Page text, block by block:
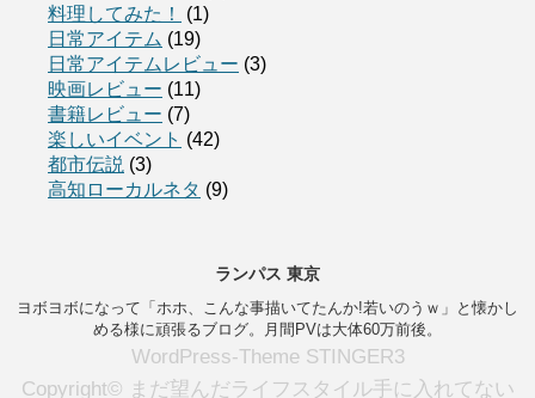
料理してみた！
(1)
日常アイテム (19)
日常アイテムレビュー (3)
映画レビュー (11)
書籍レビュー (7)
楽しいイベント (42)
都市伝説 (3)
高知ローカルネタ (9)
ランパス 東京
ヨボヨボになって「ホホ、こんな事描いてたんか!若いのうｗ」と懐かし
める様に頑張るブログ。月間PVは大体60万前後。
WordPress-Theme STINGER3
Copyright© まだ望んだライフスタイル手に入れてない